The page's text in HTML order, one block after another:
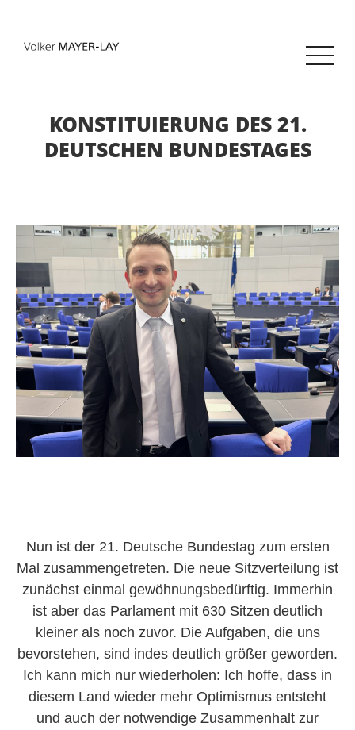
KONSTITUIERUNG DES 21.
DEUTSCHEN BUNDESTAGES
Nun ist der 21. Deutsche Bundestag zum ersten
Mal zusammengetreten. Die neue Sitzverteilung ist
zunächst einmal gewöhnungsbedürftig. Immerhin
ist aber das Parlament mit 630 Sitzen deutlich
kleiner als noch zuvor. Die Aufgaben, die uns
bevorstehen, sind indes deutlich größer geworden.
Ich kann mich nur wiederholen: Ich hoffe, dass in
diesem Land wieder mehr Optimismus entsteht
und auch der notwendige Zusammenhalt zur